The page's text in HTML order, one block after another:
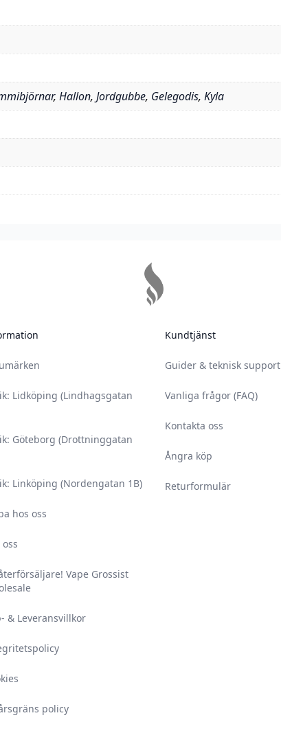
och ditt ansikte vid
på 18 år.
i 12 °C.
för barn och
misstänker att ditt
vuxna personer.
säkerhetsbilagan.
vid oöppnad
, Hallon, Jordgubbe, Gelegodis, Kyla
Lidköping (Lindhagsgatan
Göteborg (Drottninggatan
Linköping (Nordengatan 1B)
hos oss
Vape Grossist
& Leveransvillkor
policy
Kundtjänst
Guider & teknisk support
Vanliga frågor (FAQ)
Kontakta oss
Ångra köp
Returformulär